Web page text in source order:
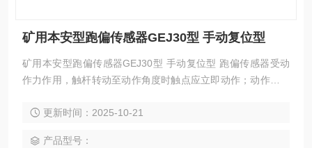
矿用本安型跑偏传感器GEJ30型 手动复位型
矿用本安型跑偏传感器GEJ30型 手动复位型 跑偏传感器受动
作力作用，触杆转动至动作角度时触点应立即动作；动作力撤
态。 更新时间：2025-10-21
产品型号：